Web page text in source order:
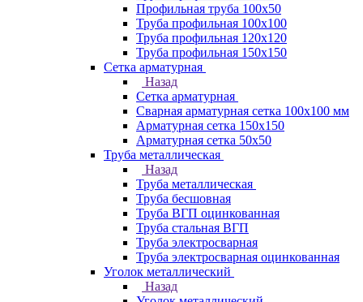
Профильная труба 100х50
Труба профильная 100х100
Труба профильная 120х120
Труба профильная 150х150
Сетка арматурная
Назад
Сетка арматурная
Сварная арматурная сетка 100х100 мм
Арматурная сетка 150х150
Арматурная сетка 50х50
Труба металлическая
Назад
Труба металлическая
Труба бесшовная
Труба ВГП оцинкованная
Труба стальная ВГП
Труба электросварная
Труба электросварная оцинкованная
Уголок металлический
Назад